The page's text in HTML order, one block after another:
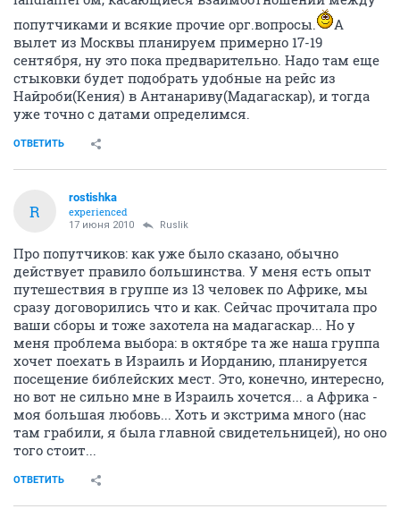
попутчиками и всякие прочие орг.вопросы.
А
вылет из Москвы планируем примерно 17-19
сентября, ну это пока предварительно. Надо там еще
стыковки будет подобрать удобные на рейс из
Найроби(Кения) в Антанариву(Мадагаскар), и тогда
уже точно с датами определимся.
ОТВЕТИТЬ
R
rostishka
experienced
17 июня 2010 Ruslik
Про попутчиков: как уже было сказано, обычно
действует правило большинства. У меня есть опыт
путешествия в группе из 13 человек по Африке, мы
сразу договорились что и как. Сейчас прочитала про
ваши сборы и тоже захотела на мадагаскар... Но у
меня проблема выбора: в октябре та же наша группа
хочет поехать в Израиль и Иорданию, планируется
посещение библейских мест. Это, конечно, интересно,
но вот не сильно мне в Израиль хочется... а Африка -
моя большая любовь... Хоть и экстрима много (нас
там грабили, я была главной свидетельницей), но оно
того стоит...
ОТВЕТИТЬ